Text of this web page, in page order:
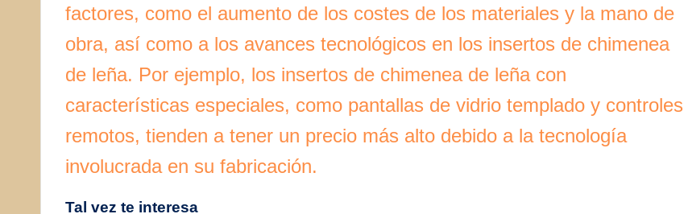
factores, como el aumento de los costes de los materiales y la mano de
obra, así como a los avances tecnológicos en los insertos de chimenea
de leña. Por ejemplo, los insertos de chimenea de leña con
características especiales, como pantallas de vidrio templado y controles
remotos, tienden a tener un precio más alto debido a la tecnología
involucrada en su fabricación.
Tal vez te interesa